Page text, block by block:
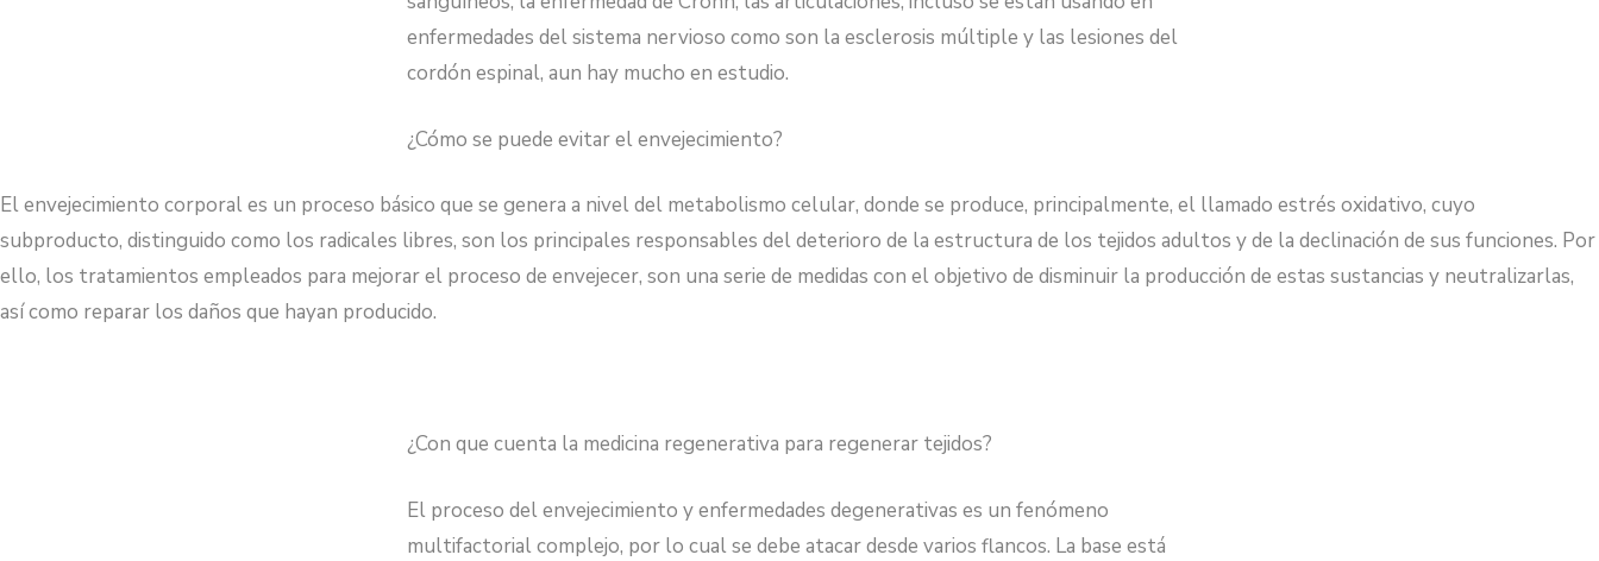
enfermedades del sistema nervioso como son la esclerosis múltiple y las lesiones del
cordón espinal, aun hay mucho en estudio.
¿Cómo se puede evitar el envejecimiento?
El envejecimiento corporal es un proceso básico que se genera a nivel del metabolismo celular, donde se produce, principalmente, el llamado estrés oxidativo, cuyo
subproducto, distinguido como los radicales libres, son los principales responsables del deterioro de la estructura de los tejidos adultos y de la declinación de sus funciones. Por
ello, los tratamientos empleados para mejorar el proceso de envejecer, son una serie de medidas con el objetivo de disminuir la producción de estas sustancias y neutralizarlas,
así como reparar los daños que hayan producido.
¿Con que cuenta la medicina regenerativa para regenerar tejidos?
El proceso del envejecimiento y enfermedades degenerativas es un fenómeno
multifactorial complejo, por lo cual se debe atacar desde varios flancos. La base está